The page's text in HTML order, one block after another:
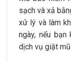
sạch và xả
xử lý và làm
ngày, nếu
dịch vụ giặt